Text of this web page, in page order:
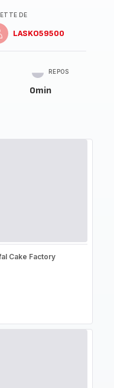
DE
LASKO59500
REPOS
0min
Cake Factory